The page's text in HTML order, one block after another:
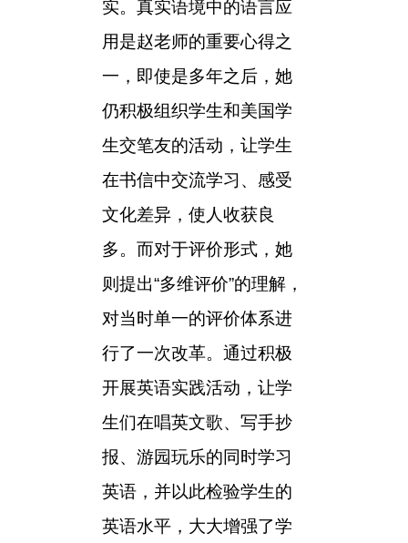
实。真实语境中的语言应
用是赵老师的重要心得之
一，即使是多年之后，她
仍积极组织学生和美国学
生交笔友的活动，让学生
在书信中交流学习、感受
文化差异，使人收获良
多。而对于评价形式，她
则提出“多维评价”的理解，
对当时单一的评价体系进
行了一次改革。通过积极
开展英语实践活动，让学
生们在唱英文歌、写手抄
报、游园玩乐的同时学习
英语，并以此检验学生的
英语水平，大大增强了学